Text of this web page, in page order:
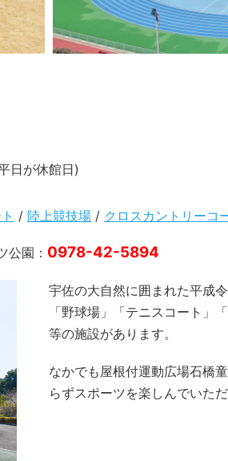
日が休館日)
/ 陸上競技場 / クロスカントリーコ
公園： 0978-42-5894
宇佐の大自然に囲まれた平成
「野球場」「テニスコート」
等の施設があります。
なかでも屋根付運動広場石橋
らずスポーツを楽しんでいた